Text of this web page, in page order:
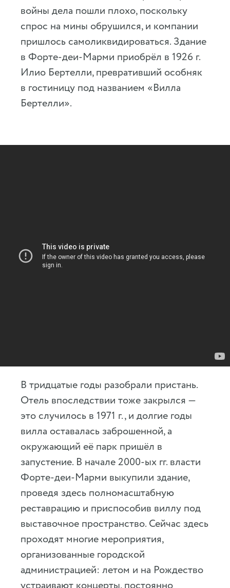
войны дела пошли плохо, поскольку
спрос на мины обрушился, и компании
пришлось самоликвидироваться. Здание
в Форте-деи-Марми приобрёл в 1926 г.
Илио Бертелли, превративший особняк
в гостиницу под названием «Вилла
Бертелли».
В тридцатые годы разобрали пристань.
Отель впоследствии тоже закрылся —
это случилось в 1971 г., и долгие годы
вилла оставалась заброшенной, а
окружающий её парк пришёл в
запустение. В начале 2000-ых гг. власти
Форте-деи-Марми выкупили здание,
проведя здесь полномасштабную
реставрацию и приспособив виллу под
выставочное пространство. Сейчас здесь
проходят многие мероприятия,
организованные городской
администрацией: летом и на Рождество